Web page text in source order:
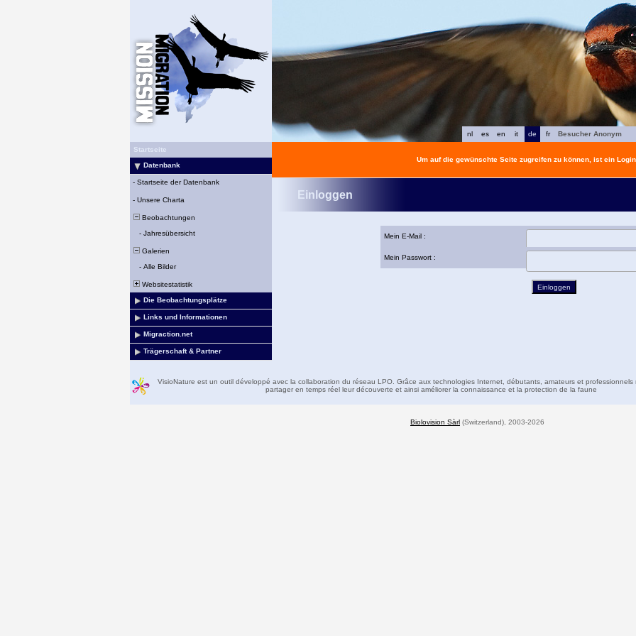
fr
de
it
en
es
nl
Besucher Anonym
Startseite
Datenbank
- Startseite der Datenbank
- Unsere Charta
Beobachtungen
- Jahresübersicht
Galerien
- Alle Bilder
Websitestatistik
Die Beobachtungsplätze
Links und Informationen
Migraction.net
Trägerschaft & Partner
Um auf die gewünschte Seite zugreifen zu können, ist ein
Einloggen
Mein E-Mail :
Mein Passwort :
VisioNature est un outil développé avec la collaboration du réseau LPO. Grâce aux technologies Internet, débutants, amateurs et professionnels
partager en temps réel leur découverte et ainsi améliorer la connaissance et la protection de la faune
Biolovision Sàrl (Switzerland), 2003-2026